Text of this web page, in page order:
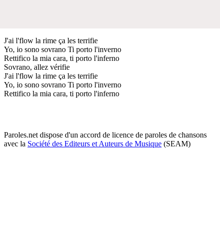
J'ai l'flow la rime ça les terrifie
Yo, io sono sovrano Ti porto l'inverno
Rettifico la mia cara, ti porto l'inferno
Sovrano, allez vérifie
J'ai l'flow la rime ça les terrifie
Yo, io sono sovrano Ti porto l'inverno
Rettifico la mia cara, ti porto l'inferno
Paroles.net dispose d'un accord de licence de paroles de chansons
avec la Société des Editeurs et Auteurs de Musique (SEAM)